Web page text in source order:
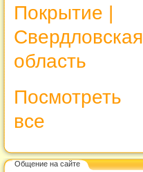
Покрытие |
Свердловская
область
Посмотреть
все
Общение на сайте